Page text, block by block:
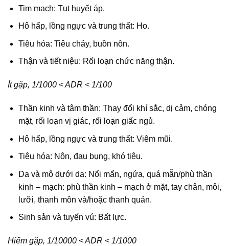
Tim mạch: Tụt huyết áp.
Hô hấp, lồng ngực và trung thất: Ho.
Tiêu hóa: Tiêu chảy, buồn nôn.
Thận và tiết niệu: Rối loạn chức năng thận.
Ít gặp, 1/1000 < ADR < 1/100
Thần kinh và tâm thần: Thay đổi khí sắc, dị cảm, chóng
mặt, rối loạn vị giác, rối loạn giấc ngủ.
Hô hấp, lồng ngực và trung thất: Viêm mũi.
Tiêu hóa: Nôn, đau bụng, khó tiêu.
Da và mô dưới da: Nổi mẩn, ngứa, quá mẫn/phù thần
kinh – mạch: phù thần kinh – mạch ở mặt, tay chân, môi,
lưỡi, thanh môn và/hoặc thanh quản.
Sinh sản và tuyến vú: Bất lực.
Hiếm gặp, 1/10000 < ADR < 1/1000